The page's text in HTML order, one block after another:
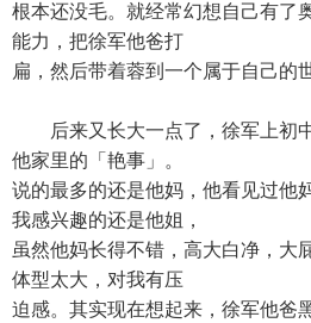
根本还没毛。就经常幻想自己有了
能力，把徐军他爸打
扁，然后带着蓉到一个属于自己的
后来又长大一点了，徐军上初
他家里的「艳事」。
说的最多的还是他妈，他看见过他
我感兴趣的还是他姐，
虽然他妈长得不错，高大白净，大
体型太大，对我有压
迫感。其实现在想起来，徐军他爸